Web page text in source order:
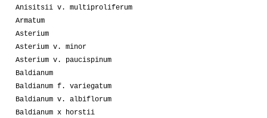
Anisitsii v. multiproliferum
Armatum
Asterium
Asterium v. minor
Asterium v. paucispinum
Baldianum
Baldianum f. variegatum
Baldianum v. albiflorum
Baldianum x horstii